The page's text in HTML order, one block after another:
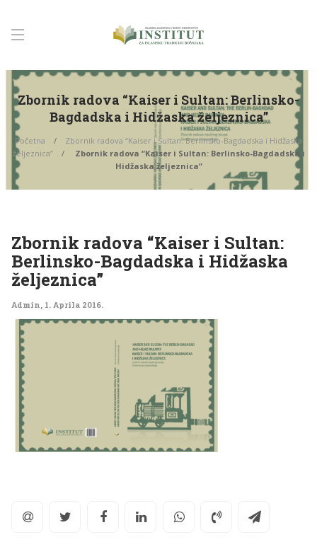
Zbornik radova “Kaiser i Sultan: Berlinsko-
Bagdadska i Hidžaska željeznica”
Početna
Zbornik radova “Kaiser i Sultan: Berlinsko-Bagdadska i Hidžaska
željeznica”
Zbornik radova “Kaiser i Sultan: Berlinsko-Bagdadska i
Hidžaska željeznica”
Zbornik radova “Kaiser i Sultan:
Berlinsko-Bagdadska i Hidžaska
željeznica”
Admin, 1. Aprila 2016.